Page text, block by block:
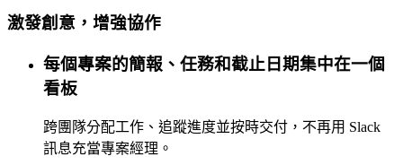
激發創意，增強協作
每個專案的簡報、任務和截止日期集中在一個
看板
跨團隊分配工作、追蹤進度並按時交付，不再用 Slack
訊息充當專案經理。